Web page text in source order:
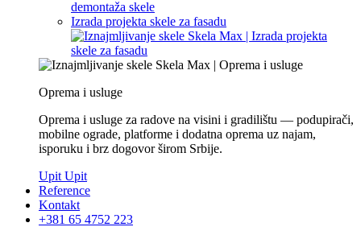
Izrada projekta skele za fasadu
Oprema i usluge
Oprema i usluge za radove na visini i gradilištu — podupirači,
mobilne ograde, platforme i dodatna oprema uz najam,
isporuku i brz dogovor širom Srbije.
Upit Upit
Reference
Kontakt
+381 65 4752 223